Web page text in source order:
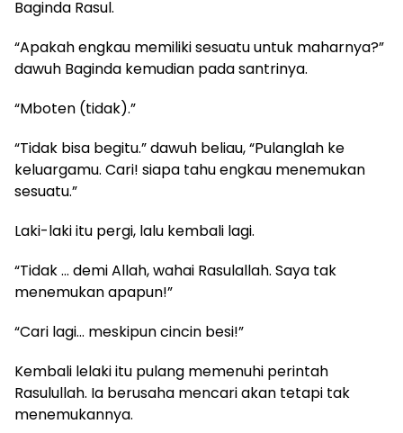
Baginda Rasul.
“Apakah engkau memiliki sesuatu untuk maharnya?”
dawuh Baginda kemudian pada santrinya.
“Mboten (tidak).”
“Tidak bisa begitu.” dawuh beliau, “Pulanglah ke
keluargamu. Cari! siapa tahu engkau menemukan
sesuatu.”
Laki-laki itu pergi, lalu kembali lagi.
“Tidak … demi Allah, wahai Rasulallah. Saya tak
menemukan apapun!”
“Cari lagi… meskipun cincin besi!”
Kembali lelaki itu pulang memenuhi perintah
Rasulullah. Ia berusaha mencari akan tetapi tak
menemukannya.